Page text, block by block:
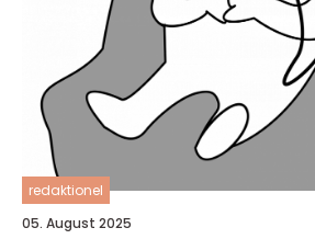
redaktionel
05. August 2025